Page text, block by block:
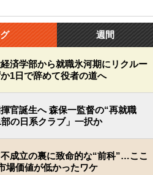
週間
済学部から就職氷河期にリクルー
1日で辞めて役者の道へ
官誕生へ 森保一監督の“再就職
の日系クラブ」一択か
成立の裏に致命的な“前科”…ここ
場価値が低かったワケ